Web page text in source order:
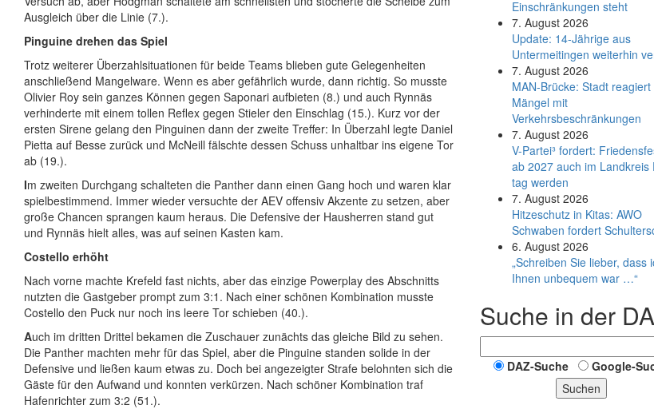
Ausgleich über die Linie (7.).
Pinguine drehen das Spiel
Trotz weiterer Überzahlsituationen für beide Teams blieben gute Gelegenheiten
anschließend Mangelware. Wenn es aber gefährlich wurde, dann richtig. So musste
Olivier Roy sein ganzes Können gegen Saponari aufbieten (8.) und auch Rynnäs
verhinderte mit einem tollen Reflex gegen Stieler den Einschlag (15.). Kurz vor der
ersten Sirene gelang den Pinguinen dann der zweite Treffer: In Überzahl legte Daniel
Pietta auf Besse zurück und McNeill fälschte dessen Schuss unhaltbar ins eigene Tor
ab (19.).
Im zweiten Durchgang schalteten die Panther dann einen Gang hoch und waren klar
spielbestimmend. Immer wieder versuchte der AEV offensiv Akzente zu setzen, aber
große Chancen sprangen kaum heraus. Die Defensive der Hausherren stand gut
und Rynnäs hielt alles, was auf seinen Kasten kam.
Costello erhöht
Nach vorne machte Krefeld fast nichts, aber das einzige Powerplay des Abschnitts
nutzten die Gastgeber prompt zum 3:1. Nach einer schönen Kombination musste
Costello den Puck nur noch ins leere Tor schieben (40.).
Auch im dritten Drittel bekamen die Zuschauer zunächts das gleiche Bild zu sehen.
Die Panther machten mehr für das Spiel, aber die Pinguine standen solide in der
Defensive und ließen kaum etwas zu. Doch bei angezeigter Strafe belohnten sich die
Gäste für den Aufwand und konnten verkürzen. Nach schöner Kombination traf
Hafenrichter zum 3:2 (51.).
Einschränkungen steht
7. August 2026
Update: 14-Jährige aus
Untermeitingen weiterhin
7. August 2026
MAN-Brücke: Stadt reagiert
Mängel mit
Verkehrsbeschränkungen
7. August 2026
V-Partei­³ fordert:
ab 2027 auch im
tag werden
7. August 2026
Hitzeschutz in Kitas: AWO
Schwaben fordert
6. August 2026
„Schreiben Sie lieber, dass
Ihnen unbequem war …“
Suche in der
DAZ-Suche
Google-
Suchen